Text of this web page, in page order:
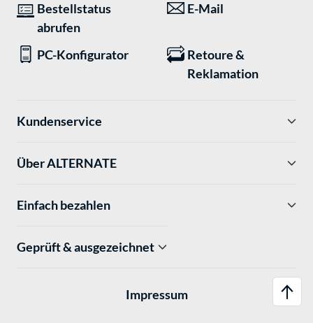
Bestellstatus
abrufen
E-Mail
PC-Konfigurator
Retoure &
Reklamation
Kundenservice
Über ALTERNATE
Einfach bezahlen
Geprüft & ausgezeichnet
Impressum